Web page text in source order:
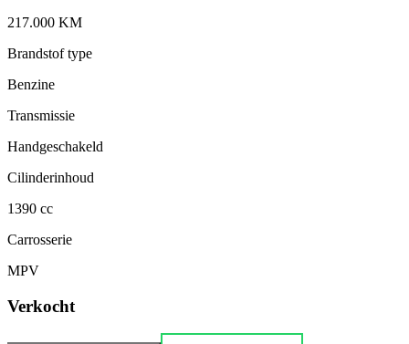
217.000 KM
Brandstof type
Benzine
Transmissie
Handgeschakeld
Cilinderinhoud
1390 cc
Carrosserie
MPV
Verkocht